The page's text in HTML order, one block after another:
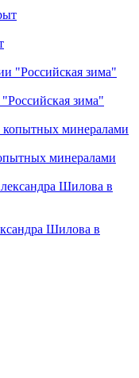
зима"
минералами
Шилова в